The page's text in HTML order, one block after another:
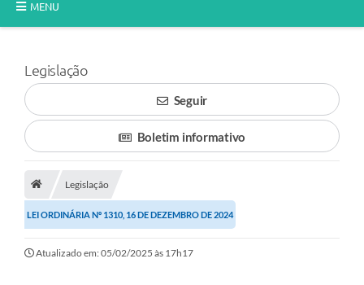
MENU
Poder Legislativo
A Prefeitura
Município
Transparência
Legislação
Seguir
Boletim informativo
Legislação
LEI ORDINÁRIA Nº 1310, 16 DE DEZEMBRO DE 2024
Atualizado em: 05/02/2025 às 17h17